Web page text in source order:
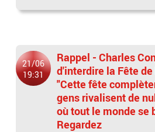
21/06
19:31
Rappel - Charles
d'interdire la Fête
"Cette fête
gens rivalisent de
où tout le monde se
Regardez